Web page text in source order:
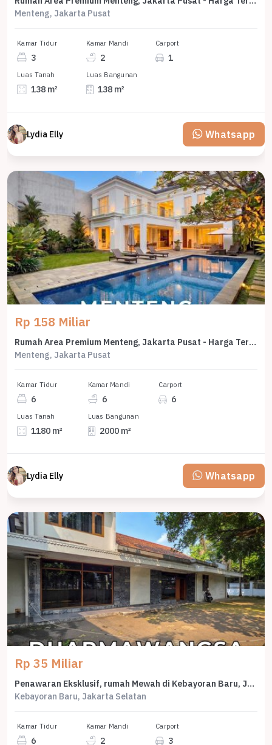
Menteng, Jakarta Pusat
Kamar Tidur
3
Kamar Mandi
2
Carport
1
Luas Tanah
138 m²
Luas Bangunan
138 m²
Lydia Elly Whatsapp
Rp 158 Miliar
Rumah Area Premium Menteng, Jakarta Pusat - Harga Terbaik 158 Miliar
Menteng, Jakarta Pusat
Kamar Tidur
6
Kamar Mandi
6
Carport
6
Luas Tanah
1180 m²
Luas Bangunan
2000 m²
Lydia Elly Whatsapp
Rp 35 Miliar
Penawaran Eksklusif, rumah Mewah di Kebayoran Baru, Jakarta Selatan, LB 464m²
Kebayoran Baru, Jakarta Selatan
Kamar Tidur
6
Kamar Mandi
2
Carport
3